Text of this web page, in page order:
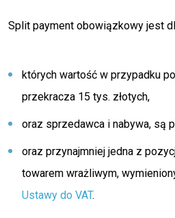
Split payment obowiązkowy jest
których wartość w przypadku
przekracza 15 tys. złotych,
oraz sprzedawca i nabywa, są
oraz przynajmniej jedna z
towarem wrażliwym,
Ustawy do VAT.